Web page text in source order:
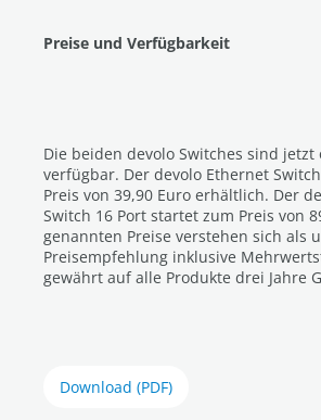
Preise und Verfügbarkeit
Die beiden devolo Switches sind jetzt
verfügbar. Der devolo Ethernet
Preis von 39,90 Euro erhältlich. Der
Switch 16 Port startet zum Preis von
genannten Preise verstehen sich als
Preisempfehlung inklusive
gewährt auf alle Produkte drei Jahre
Download (PDF)